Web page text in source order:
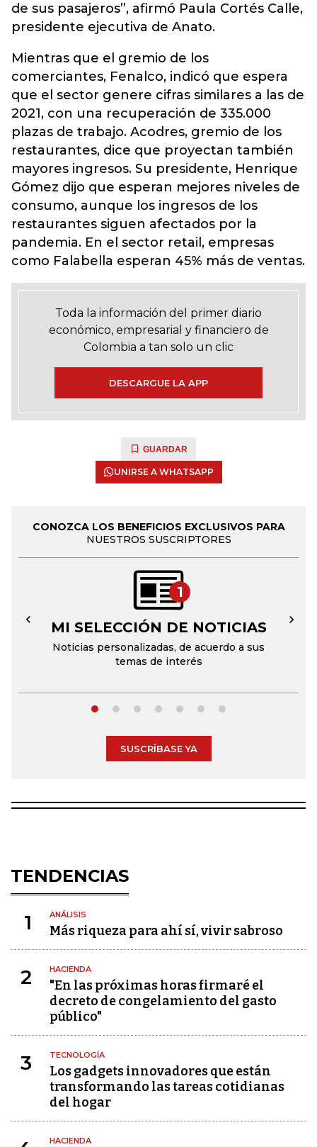
de sus pasajeros”, afirmó Paula Cortés Calle,
presidente ejecutiva de Anato.
Mientras que el gremio de los
comerciantes, Fenalco, indicó que espera
que el sector genere cifras similares a las de
2021, con una recuperación de 335.000
plazas de trabajo. Acodres, gremio de los
restaurantes, dice que proyectan también
mayores ingresos. Su presidente, Henrique
Gómez dijo que esperan mejores niveles de
consumo, aunque los ingresos de los
restaurantes siguen afectados por la
pandemia. En el sector retail, empresas
como Falabella esperan 45% más de ventas.
Toda la información del primer diario
económico, empresarial y financiero de
Colombia a tan solo un clic
DESCARGUE LA APP
GUARDAR
UNIRSE A WHATSAPP
CONOZCA LOS BENEFICIOS EXCLUSIVOS PARA
NUESTROS SUSCRIPTORES
1
MI SELECCIÓN DE NOTICIAS
Noticias personalizadas, de acuerdo a sus
temas de interés
← →
SUSCRÍBASE YA
TENDENCIAS
1 ANÁLISIS
Más riqueza para ahí sí, vivir sabroso
2 HACIENDA
"En las próximas horas firmaré el
decreto de congelamiento del gasto
público"
3 TECNOLOGÍA
Los gadgets innovadores que están
transformando las tareas cotidianas
del hogar
HACIENDA